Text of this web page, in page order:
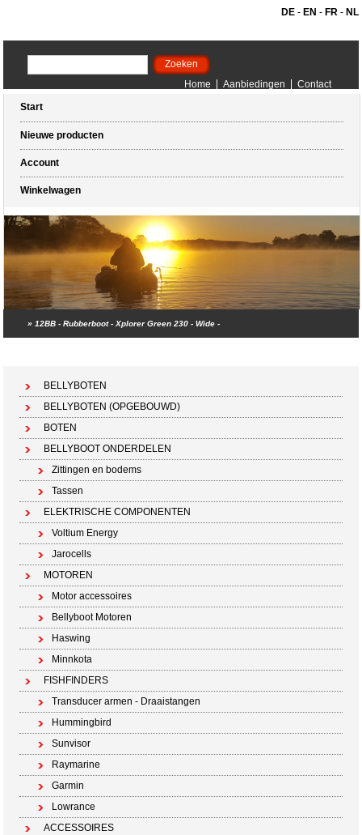
DE- EN - FR- NL
Home Aanbiedingen
Contact
Start
Nieuwe producten
Account
Winkelwagen
»12BB - Rubberboot - Xplorer Green 230 - Wide -
BELLYBOTEN
BELLYBOTEN (OPGEBOUWD)
BOTEN
BELLYBOOT ONDERDELEN
Zittingen en bodems
Tassen
ELEKTRISCHE COMPONENTEN
Voltium Energy
Jarocells
MOTOREN
Motor accessoires
Bellyboot Motoren
Haswing
Minnkota
FISHFINDERS
Transducer armen - Draaistangen
Hummingbird
Sunvisor
Raymarine
Garmin
Lowrance
ACCESSOIRES